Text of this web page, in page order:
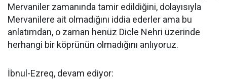
Mervaniler zamanında tamir edildiğini, dolayısıyla
Mervanilere ait olmadığını iddia ederler ama bu
anlatımdan, o zaman henüz Dicle Nehri üzerinde
herhangi bir köprünün olmadığını anlıyoruz.
İbnul-Ezreq, devam ediyor: